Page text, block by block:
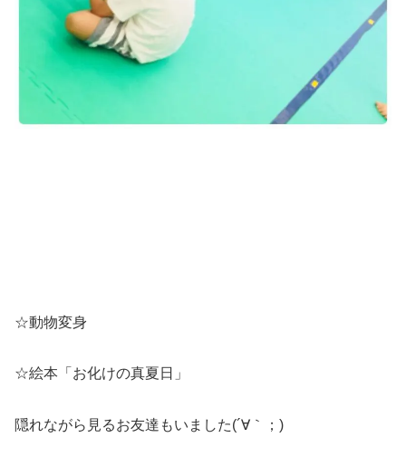
☆動物変身
☆絵本「お化けの真夏日」
隠れながら見るお友達もいました(´∀｀；)